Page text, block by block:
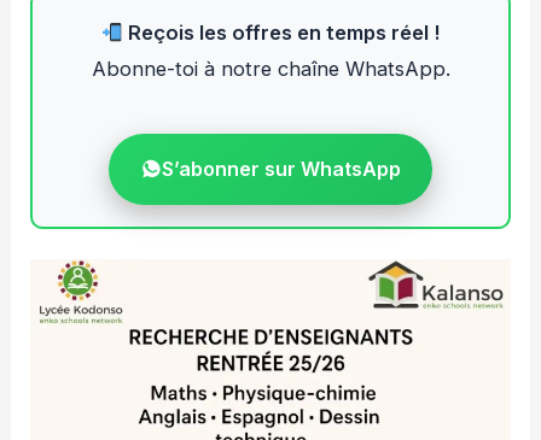
Reçois les offres en temps réel !
Abonne-toi à notre chaîne WhatsApp.
S’abonner sur WhatsApp